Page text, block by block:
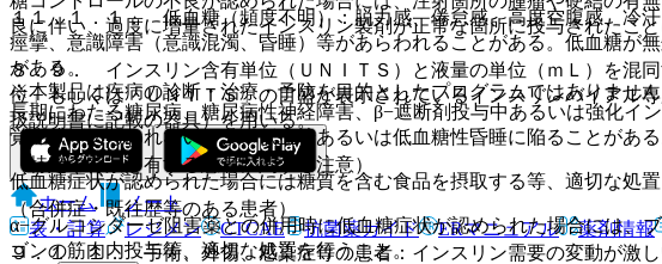
良に伴い、過度に増量されたインスリン製剤が正常な箇所に投与されたこ
８．９． インスリン含有単位（ＵＮＩＴＳ）と液量の単位（ｍＬ）を混
位」もしくは「ＵＮＩＴＳ」の目盛が表示されているインスリンバイアル
扱説明書に記載の器具）を用いる。
（特定の背景を有する患者に関する注意）
（合併症・既往歴等のある患者）
９．１．１． 手術、外傷、感染症等の患者：インスリン需要の変動が激し
１１．１．１． 低血糖（頻度不明）：脱力感、倦怠感、高度空腹感、冷
痙攣、意識障害（意識混濁、昏睡）等があらわれることがある。低血糖が
がある。
長期にわたる糖尿病、糖尿病性神経障害、β−遮断剤投与中あるいは強化イ
覚症状があらわれないまま、低血糖あるいは低血糖性昏睡に陥ることがある
低血糖症状が認められた場合には糖質を含む食品を摂取する等、適切な処置
α−グルコシダーゼ阻害薬との併用時に低血糖症状が認められた場合には、
ゴンの筋肉内投与等、適切な処置を行うこと。
※本製品は疾病の診断・治療・予防を目的としたプログラムではありませ
ホーム
ノート
表・計算
レジメン CTCAE 抗菌薬ガイド ERマニュアル 薬剤情報